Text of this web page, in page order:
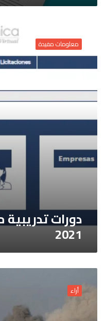
تدريبية
مجانية
في
2021
معلومات مفيدة
دورات
2021
سوريا
ليست
آمنة
أراء